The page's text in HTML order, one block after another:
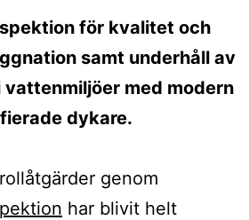
för kvalitet och
samt underhåll av
med modern
dykare.
genom
har blivit helt